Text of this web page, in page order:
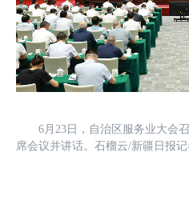
6月23日，自治区服务业大会
席会议并讲话。石榴云/新疆日报